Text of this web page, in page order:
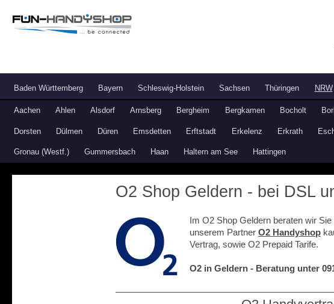
Baden Württemberg Bayern Schleswig-Holstein Sachsen Thüringen NRW
Aachen Ahlen Alsdorf Arnsberg Bergheim Bergkamen Bocholt
Dorsten Dülmen Düren Emsdetten Erftstadt Erkelenz Erkrath
Gronau (Westf.) Gummersbach Haan Haltern am See Hattingen
O2 Shop Geldern - bei DSL
Im O2 Shop Geldern beraten wir
unserem Partner O2 Handyshop
Vertrag, sowie O2 Prepaid Tarife.
O2 in Geldern - Beratung unter